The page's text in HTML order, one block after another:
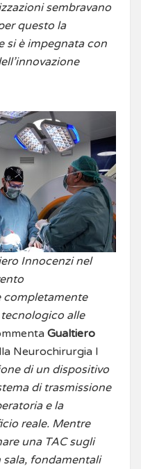
sembravano
questo la
si è impegnata con
Innocenzi nel
completamente
alle
Gualtiero
Neurochirurgia I
di un dispositivo
di trasmissione
e la
reale. Mentre
una TAC sugli
fondamentali